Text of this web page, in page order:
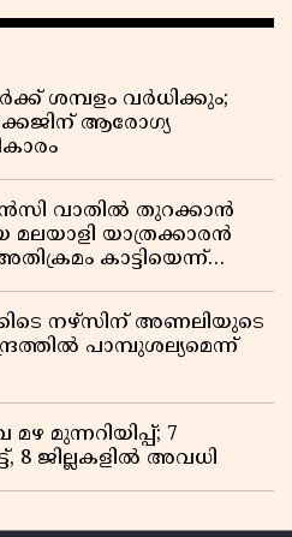
ശമ്പളം വർധിക്കും;
ആരോഗ്യ
വാതിൽ തുറക്കാൻ
മലയാളി യാത്രക്കാരൻ
കാട്ടിയെന്ന്
നഴ്സിന് അണലിയുടെ
പാമ്പുശല്യമെന്ന്
മുന്നറിയിപ്പ്; 7
8 ജില്ലകളിൽ അവധി